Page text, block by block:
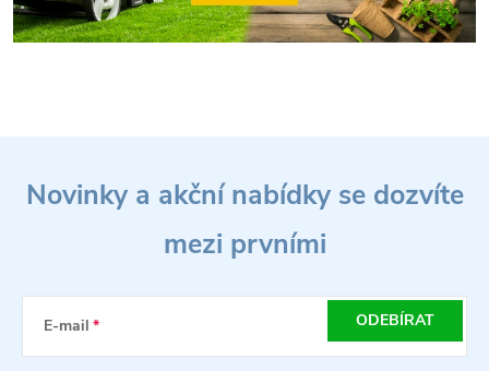
Novinky a akční nabídky se dozvíte
mezi prvními
E-mail ODEBÍRAT